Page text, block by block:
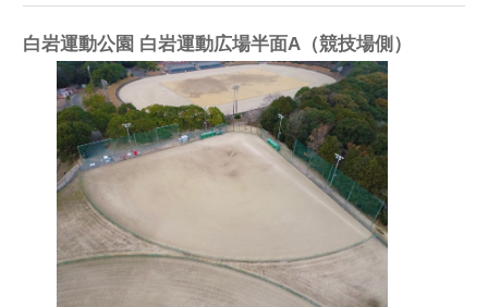
白岩運動公園 白岩運動広場半面A（競技場側）